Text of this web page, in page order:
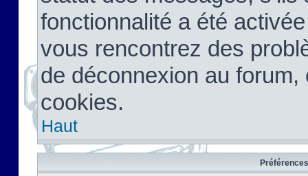
fonctionnalité a été
vous rencontrez des
de déconnexion au
cookies.
Haut